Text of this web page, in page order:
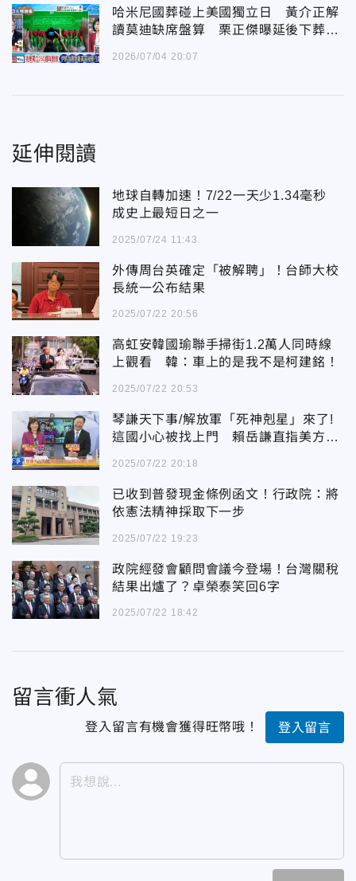
哈米尼國葬碰上美國獨立日 黃介正解
讀莫迪缺席盤算 栗正傑曝延後下葬三
2026/07/04 20:07
延伸閱讀
地球自轉加速！7/22一天少1.34毫秒
成史上最短日之一
2025/07/24 11:43
外傳周台英確定「被解聘」！台師大校
長統一公布結果
2025/07/22 20:56
高虹安韓國瑜聯手掃街1.2萬人同時線
上觀看 韓：車上的是我不是柯建銘！
2025/07/22 20:53
琴謙天下事/解放軍「死神剋星」來了!
這國小心被找上門 賴岳謙直指美方
2025/07/22 20:18
已收到普發現金條例函文！行政院：將
依憲法精神採取下一步
2025/07/22 19:23
政院經發會顧問會議今登場！台灣關稅
結果出爐了？卓榮泰笑回6字
2025/07/22 18:42
留言衝人氣
登入留言有機會獲得旺幣哦！ 登入留言